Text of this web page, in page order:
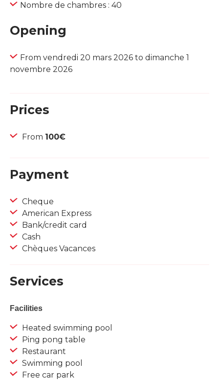
Nombre de chambres : 40
Opening
From vendredi 20 mars 2026 to dimanche 1
novembre 2026
Prices
From 100€
Payment
Cheque
American Express
Bank/credit card
Cash
Chèques Vacances
Services
Facilities
Heated swimming pool
Ping pong table
Restaurant
Swimming pool
Free car park